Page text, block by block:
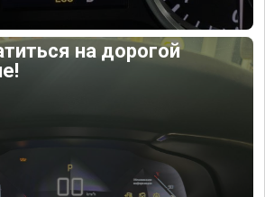
на дорогой